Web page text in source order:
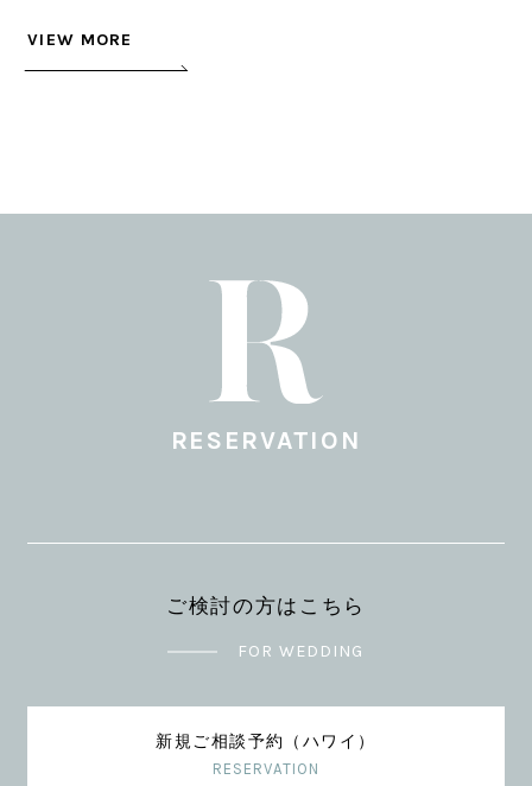
VIEW MORE
RESERVATION
ご検討の方はこちら
FOR WEDDING
新規ご相談予約（ハワイ）
RESERVATION